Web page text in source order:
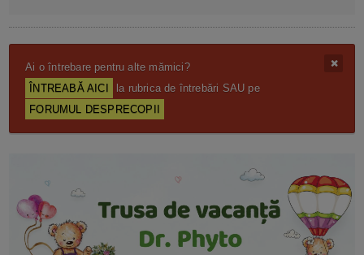
Ai o întrebare pentru alte mămici?
ÎNTREABĂ AICI
la rubrica de întrebări SAU pe
FORUMUL DESPRECOPII